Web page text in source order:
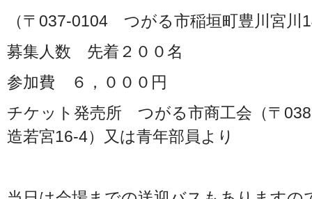
（〒037-0104 つがる市稲垣町豊川宮川
募集人数 先着２００名
参加費 ６，０００円
チケット発売所 つがる市商工会（〒
造若宮16-4）又は青年部員より